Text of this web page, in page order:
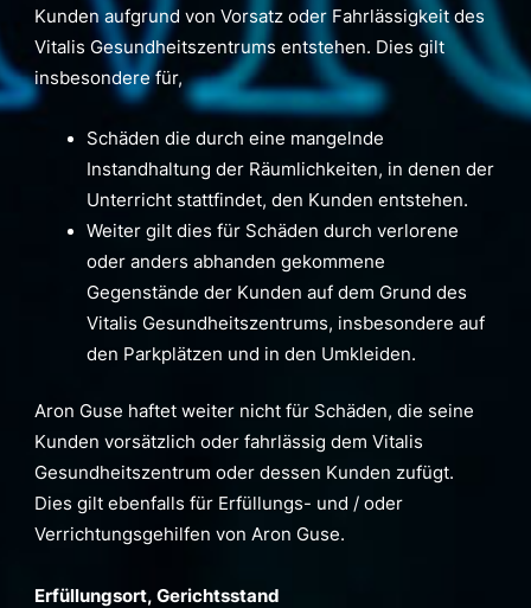
Kunden aufgrund von Vorsatz oder Fahrlässigkeit des
Vitalis Gesundheitszentrums entstehen. Dies gilt
insbesondere für,
Schäden die durch eine mangelnde
Instandhaltung der Räumlichkeiten, in denen der
Unterricht stattfindet, den Kunden entstehen.
Weiter gilt dies für Schäden durch verlorene
oder anders abhanden gekommene
Gegenstände der Kunden auf dem Grund des
Vitalis Gesundheitszentrums, insbesondere auf
den Parkplätzen und in den Umkleiden.
Aron Guse haftet weiter nicht für Schäden, die seine
Kunden vorsätzlich oder fahrlässig dem Vitalis
Gesundheitszentrum oder dessen Kunden zufügt.
Dies gilt ebenfalls für Erfüllungs- und / oder
Verrichtungsgehilfen von Aron Guse.
Erfüllungsort, Gerichtsstand